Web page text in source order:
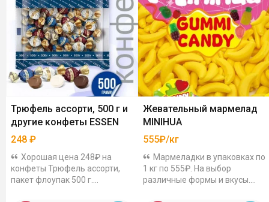
Трюфель ассорти, 500 г и
другие конфеты ESSEN
248 ₽
Хорошая цена 248₽ на
конфеты Трюфель ассорти,
пакет флоупак 500 г.
Жевательный мармелад
MINIHUA
555₽/кг
Мармеладки в упаковках по
1 кг по 555₽. На выбор
различные формы и вкусы.